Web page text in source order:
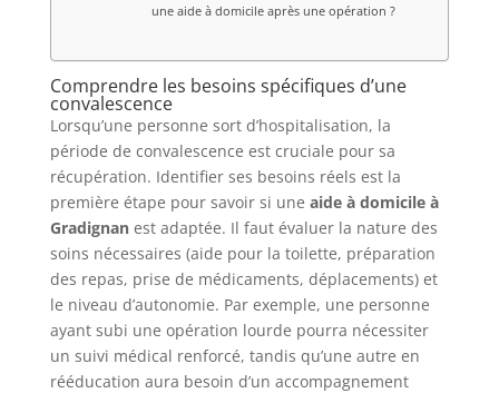
une aide à domicile après une opération ?
Comprendre les besoins spécifiques d’une
convalescence
Lorsqu’une personne sort d’hospitalisation, la
période de convalescence est cruciale pour sa
récupération. Identifier ses besoins réels est la
première étape pour savoir si une aide à domicile à
Gradignanest adaptée. Il faut évaluer la nature des
soins nécessaires (aide pour la toilette, préparation
des repas, prise de médicaments, déplacements) et
le niveau d’autonomie. Par exemple, une personne
ayant subi une opération lourde pourra nécessiter
un suivi médical renforcé, tandis qu’une autre en
rééducation aura besoin d’un accompagnement